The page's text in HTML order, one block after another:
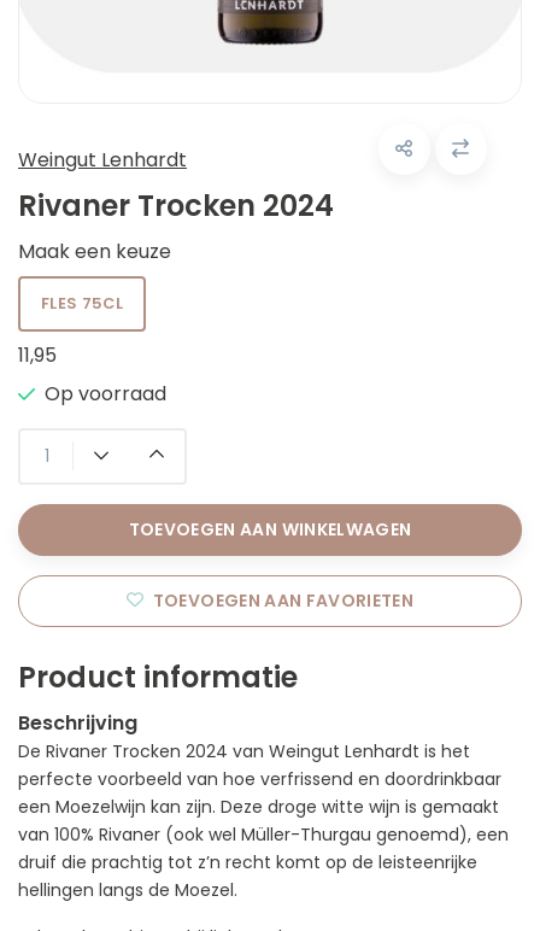
Weingut Lenhardt
Rivaner Trocken 2024
Maak een keuze
FLES 75CL
11,95
Op voorraad
TOEVOEGEN AAN WINKELWAGEN
TOEVOEGEN AAN FAVORIETEN
Product informatie
Beschrijving
De Rivaner Trocken 2024 van Weingut Lenhardt is het
perfecte voorbeeld van hoe verfrissend en doordrinkbaar
een Moezelwijn kan zijn. Deze droge witte wijn is gemaakt
van 100% Rivaner (ook wel Müller-Thurgau genoemd), een
druif die prachtig tot z’n recht komt op de leisteenrijke
hellingen langs de Moezel.